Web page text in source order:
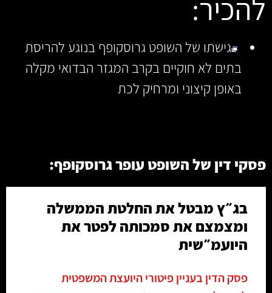
להכיר:
גישתו של השופט גרוסקופף בנוגע להריסת
בתים לא חוקיים בקרב המגזר הבדואי מקלה
באופן קיצוני ומרחיק לכת
פסקי דין של השופט עופר גרוסקופף:
בג״ץ מבטל את החלטת הממשלה
ומצמצם את סמכותה לפטר את
היועמ״שית
פסק הדין בעניין פיטורי היועצת המשפטית